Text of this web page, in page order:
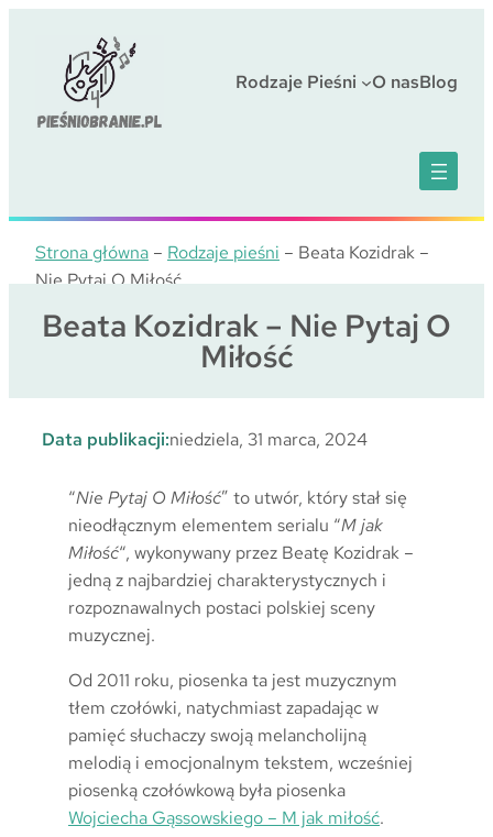
Rodzaje Pieśni O nasBlog
Strona główna – Rodzaje pieśni – Beata Kozidrak –
Nie Pytaj O Miłość
Beata Kozidrak – Nie Pytaj O
Miłość
Data publikacji:niedziela, 31 marca, 2024
“Nie Pytaj O Miłość” to utwór, który stał się
nieodłącznym elementem serialu “M jak
Miłość“, wykonywany przez Beatę Kozidrak –
jedną z najbardziej charakterystycznych i
rozpoznawalnych postaci polskiej sceny
muzycznej.
Od 2011 roku, piosenka ta jest muzycznym
tłem czołówki, natychmiast zapadając w
pamięć słuchaczy swoją melancholijną
melodią i emocjonalnym tekstem, wcześniej
piosenką czołówkową była piosenka
Wojciecha Gąssowskiego – M jak miłość.